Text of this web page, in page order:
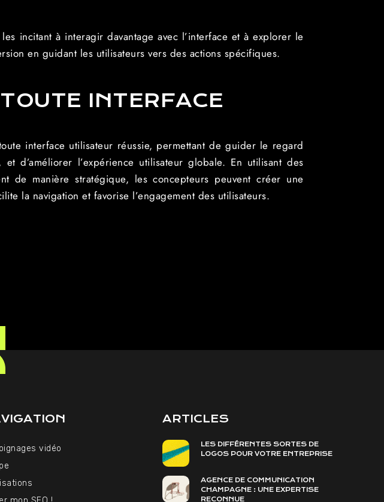
incitant à interagir davantage avec l’interface et à explorer le
en guidant les utilisateurs vers des actions spécifiques.
INTERFACE
interface utilisateur réussie, permettant de guider le regard
d’améliorer l’expérience utilisateur globale. En utilisant des
de manière stratégique, les concepteurs peuvent créer une
la navigation et favorise l’engagement des utilisateurs.
vidéo
ARTICLES
LES DIFFÉRENTES SORTES DE
LOGOS POUR VOTRE ENTREPRISE
AGENCE DE COMMUNICATION
CHAMPAGNE : UNE EXPERTISE
RECONNUE